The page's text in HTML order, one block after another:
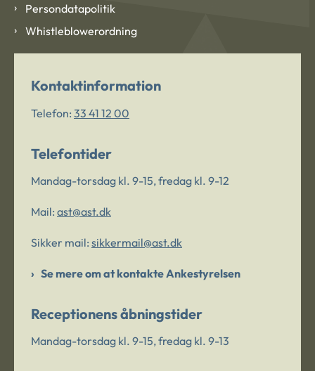
Persondatapolitik
Whistleblowerordning
Kontaktinformation
Telefon: 33 41 12 00
Telefontider
Mandag-torsdag kl. 9-15, fredag kl. 9-12
Mail: ast@ast.dk
Sikker mail: sikkermail@ast.dk
Se mere om at kontakte Ankestyrelsen
Receptionens åbningstider
Mandag-torsdag kl. 9-15, fredag kl. 9-13